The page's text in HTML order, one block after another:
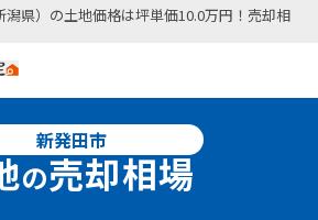
潟県）の土地価格は坪単価10.0万円！売却相
新発田市
の売却相場